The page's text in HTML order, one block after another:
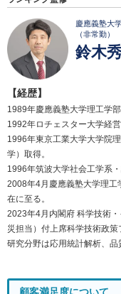
慶應義塾大
（非常勤）
鈴木
【経歴】
1989年慶應義塾大学理工学部
1992年ロチェスター大学経
1996年東京工業大学大学院
学）取得。
1996年筑波大学社会工学系
2008年4月慶應義塾大学理工
在に至る。
2023年4月内閣府 科学技術
災担当）付上席科学技術政策
研究分野は応用統計解析、品